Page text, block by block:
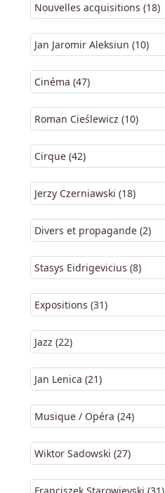
Nouvelles acquisitions (18)
Jan Jaromir Aleksiun (10)
Cinéma (47)
Roman Cieślewicz (10)
Cirque (42)
Jerzy Czerniawski (18)
Divers et propagande (2)
Stasys Eidrigevicius (8)
Expositions (31)
Jazz (22)
Jan Lenica (21)
Musique / Opéra (24)
Wiktor Sadowski (27)